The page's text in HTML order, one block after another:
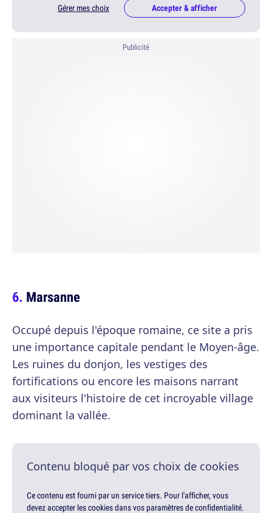
Gérer mes choix Accepter & afficher
Publicité
Marsanne
Occupé depuis l'époque romaine, ce site a pris
une importance capitale pendant le Moyen-âge.
Les ruines du donjon, les vestiges des
fortifications ou encore les maisons narrant
aux visiteurs l'histoire de cet incroyable village
dominant la vallée.
Contenu bloqué par vos choix de cookies
Ce contenu est fourni par un service tiers. Pour l'afficher, vous
devez accepter les cookies dans vos paramètres de confidentialité.